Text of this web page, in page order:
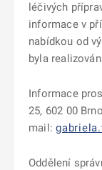
léčivých
informace v
nabídkou od
byla
Informace
25, 602 00
mail:
Oddělení